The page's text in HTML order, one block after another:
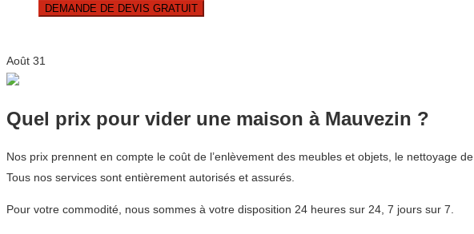
DEMANDE DE DEVIS GRATUIT
Août 31
Quel prix pour vider une maison à Mauvezin ?
Nos prix prennent en compte le coût de l’enlèvement des meubles et objets, le nettoyage
Tous nos services sont entièrement autorisés et assurés.
Pour votre commodité, nous sommes à votre disposition 24 heures sur 24, 7 jours sur 7.